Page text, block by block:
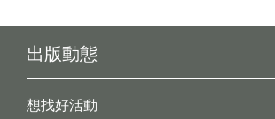
出版動態
想找好活動